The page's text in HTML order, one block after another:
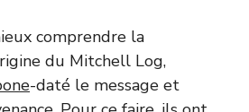
comprendre la
du Mitchell Log,
-daté le message et